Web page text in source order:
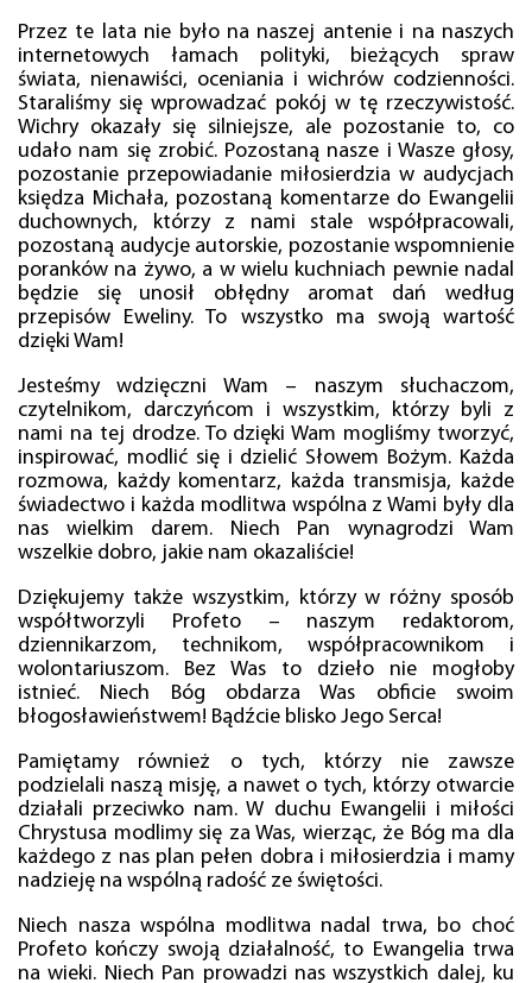
Przez te lata nie było na naszej antenie i na naszych
internetowych łamach polityki, bieżących spraw
świata, nienawiści, oceniania i wichrów codzienności.
Staraliśmy się wprowadzać pokój w tę rzeczywistość.
Wichry okazały się silniejsze, ale pozostanie to, co
udało nam się zrobić. Pozostaną nasze i Wasze głosy,
pozostanie przepowiadanie miłosierdzia w audycjach
księdza Michała, pozostaną komentarze do Ewangelii
duchownych, którzy z nami stale współpracowali,
pozostaną audycje autorskie, pozostanie wspomnienie
poranków na żywo, a w wielu kuchniach pewnie nadal
będzie się unosił obłędny aromat dań według
przepisów Eweliny. To wszystko ma swoją wartość
dzięki Wam!
Jesteśmy wdzięczni Wam – naszym słuchaczom,
czytelnikom, darczyńcom i wszystkim, którzy byli z
nami na tej drodze. To dzięki Wam mogliśmy tworzyć,
inspirować, modlić się i dzielić Słowem Bożym. Każda
rozmowa, każdy komentarz, każda transmisja, każde
świadectwo i każda modlitwa wspólna z Wami były dla
nas wielkim darem. Niech Pan wynagrodzi Wam
wszelkie dobro, jakie nam okazaliście!
Dziękujemy także wszystkim, którzy w różny sposób
współtworzyli Profeto – naszym redaktorom,
dziennikarzom, technikom, współpracownikom i
wolontariuszom. Bez Was to dzieło nie mogłoby
istnieć. Niech Bóg obdarza Was obficie swoim
błogosławieństwem! Bądźcie blisko Jego Serca!
Pamiętamy również o tych, którzy nie zawsze
podzielali naszą misję, a nawet o tych, którzy otwarcie
działali przeciwko nam. W duchu Ewangelii i miłości
Chrystusa modlimy się za Was, wierząc, że Bóg ma dla
każdego z nas plan pełen dobra i miłosierdzia i mamy
nadzieję na wspólną radość ze świętości.
Niech nasza wspólna modlitwa nadal trwa, bo choć
Profeto kończy swoją działalność, to Ewangelia trwa
na wieki. Niech Pan prowadzi nas wszystkich dalej, ku